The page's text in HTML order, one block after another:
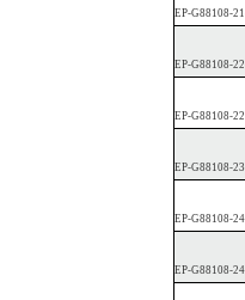
EP-G88108-
EP-G88108-
EP-G88108-2
EP-G88108-
EP-G88108-
EP-G88108-2